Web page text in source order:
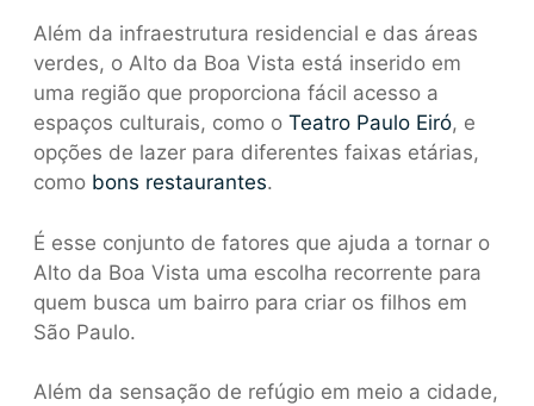
Além da infraestrutura residencial e das áreas
verdes, o Alto da Boa Vista está inserido em
uma região que proporciona fácil acesso a
espaços culturais, como o Teatro Paulo Eiró, e
opções de lazer para diferentes faixas etárias,
como bons restaurantes.
É esse conjunto de fatores que ajuda a tornar o
Alto da Boa Vista uma escolha recorrente para
quem busca um bairro para criar os filhos em
São Paulo.
Além da sensação de refúgio em meio a cidade,